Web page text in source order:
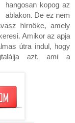
hangosan kopog az
ablakon. De ez nem
hírnöke, amely
Amikor az apja
útra indul, hogy
azt, ami a